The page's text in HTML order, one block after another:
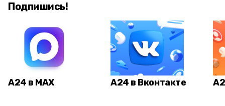
Подпишись!
А24 в MAX А24 в Вконтакте